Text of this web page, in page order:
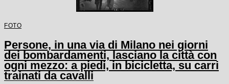
FOTO
Persone, in una via di Milano nei giorni
dei bombardamenti, lasciano la città con
ogni mezzo: a piedi, in bicicletta, su carri
trainati da cavalli